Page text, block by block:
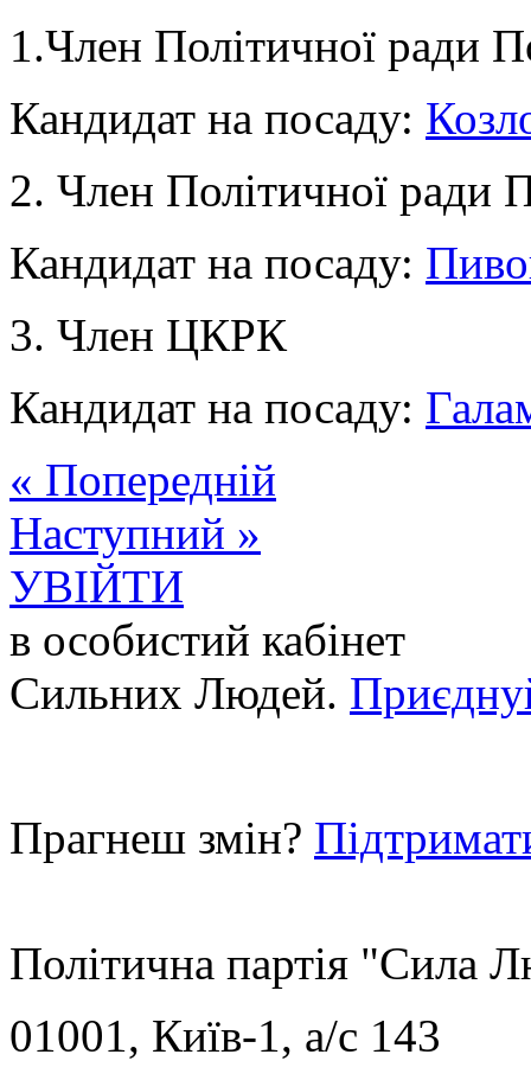
1.Член Політичної ради
Кандидат на посаду:
2. Член Політичної ради
Кандидат на посаду:
3. Член ЦКРК
Кандидат на посаду:
« Попередній
Наступний »
УВІЙТИ
в особистий кабінет
Сильних Людей.
Прагнеш змін?
Політична партія "Сила
01001, Київ-1, a/c 143